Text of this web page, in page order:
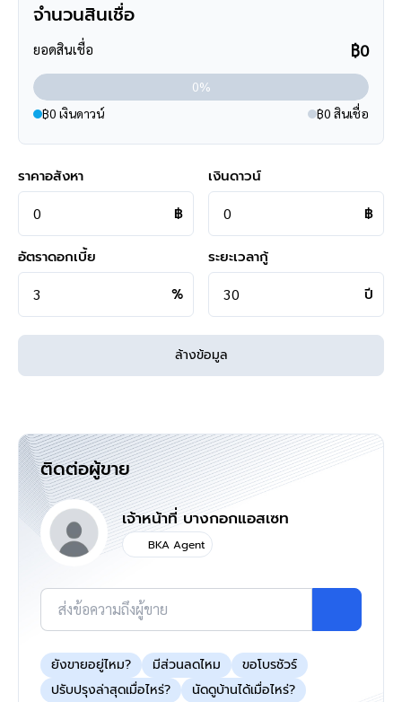
**สอบถามข้อมูลบ้านมือสอง**
เรามีบริการด้านสินเชื่อ ติดต่อได้กับทุกธนาคาร สามารถกู้ได้วงเงิน
สูงสุดถึง 90-110 % ที่สำคัญคือ ฟรีค่ะ
สามารถนัดชมบ้าน หรือสอบถามข้อมูลเบื้องต้น ทุกวัน ได้ที่เบอร์
095
-264-4465,02-494-9187
s
Instagram > https://goo.gl/REzvav
ดูรายละเอียดเพิ่มเติมได้ที่ >
http://www.bangkokassets.com/
รีวิวจริงจากลูกค้าได้ที่ : https://goo.gl/esmXPD
>>>
แล้วทำไมต้องซื้อบ้านมือสองรีโนเวท
กับเรา "บ้านบางกอก" ?? อยากรู้คลิก<<<
ราคาอสังหา
฿
เงินดาวน์
฿
อัตราดอกเบี้ย
%
ระยะเวลากู้
ปี
ล้างข้อมูล
จำนวนสินเชื่อ
ยอดสินเชื่อ ฿0
0%
฿0 เงินดาวน์
฿0 สินเชื่อ
ติดต่อผู้ขาย
เจ้าหน้าที่ บางกอกแอสเซท
BKA Agent
ส่งข้อความถึงผู้ขาย
ยังขายอยู่ไหม? มีส่วนลดไหม
ขอโบรชัวร์
ปรับปรุงล่าสุดเมื่อไหร่?
นัดดูบ้านได้เมื่อไหร่?